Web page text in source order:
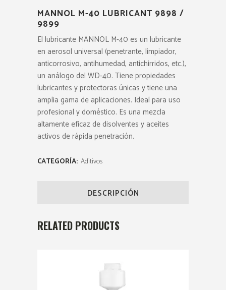
MANNOL M-40 LUBRICANT 9898 /
9899
El lubricante MANNOL M-40 es un lubricante
en aerosol universal (penetrante, limpiador,
anticorrosivo, antihumedad, antichirridos, etc.),
un análogo del WD-40. Tiene propiedades
lubricantes y protectoras únicas y tiene una
amplia gama de aplicaciones. Ideal para uso
profesional y doméstico. Es una mezcla
altamente eficaz de disolventes y aceites
activos de rápida penetración.
CATEGORÍA: Aditivos
DESCRIPCIÓN
RELATED PRODUCTS